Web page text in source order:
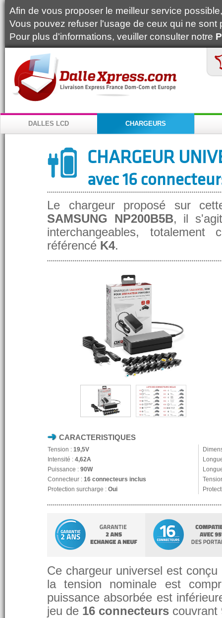
Afin de vous proposer le meilleur service
Vous pouvez refuser l'usage de ceux qui ne
Pour plus d'informations, veuiller consulter notre
DALLES LCD CHARGEURS
CHARGEUR
avec 16
Le chargeur proposé sur
SAMSUNG NP200B5B, il
interchangeables,
référencé K4.
CARACTERISTIQUES
Tension : 19,5V
Intensité : 4,62A
Puissance : 90W
Connecteur : 16 connecteurs inclus
Protection surcharge : Oui
Ce chargeur universel est
la tension nominale est
puissance absorbée est
jeu de 16 connecteurs couvrant